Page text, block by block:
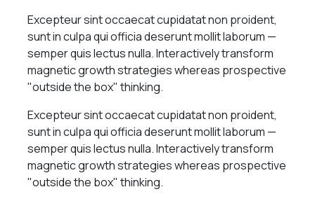
Excepteur sint occaecat cupidatat non proident,
sunt in culpa qui officia deserunt mollit laborum —
semper quis lectus nulla. Interactively transform
magnetic growth strategies whereas prospective
"outside the box" thinking.
Excepteur sint occaecat cupidatat non proident,
sunt in culpa qui officia deserunt mollit laborum —
semper quis lectus nulla. Interactively transform
magnetic growth strategies whereas prospective
"outside the box" thinking.